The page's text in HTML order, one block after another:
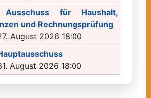
Ausschuss für Haushalt,
und Rechnungsprüfung
August 2026 18:00
August 2026 18:00